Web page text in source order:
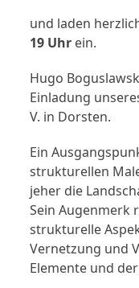
und laden
19 Uhr ein.
Hugo
Einladung
V. in Dorsten.
Ein
strukturellen
jeher die
Sein Augenmerk
strukturelle
Vernetzung und
Elemente und